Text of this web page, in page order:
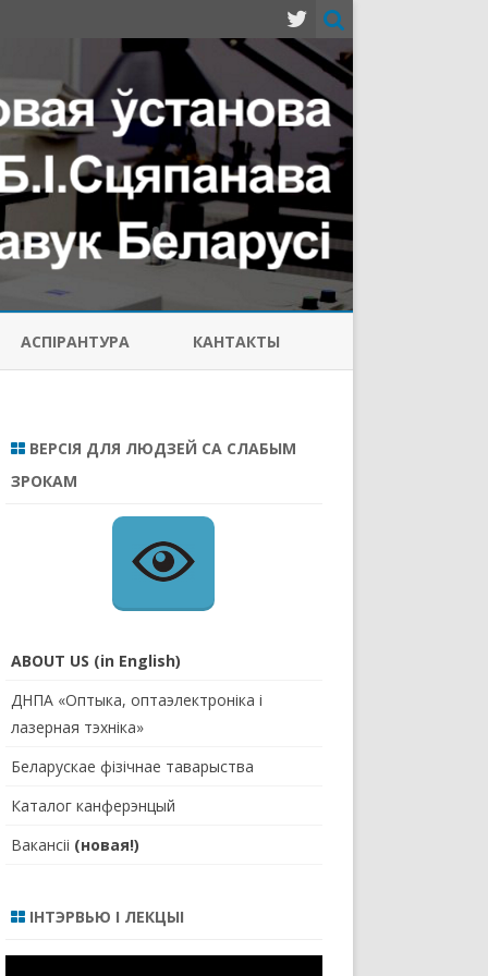
АСПIРАНТУРА КАНТАКТЫ
ВЕРСІЯ ДЛЯ ЛЮДЗЕЙ СА СЛАБЫМ
ЗРОКАМ
ABOUT US (in English)
ДНПА «Оптыка, оптаэлектроніка і
лазерная тэхніка»
Беларускае фізічнае таварыства
Каталог канферэнцый
Вакансіі (новая!)
ІНТЭРВЬЮ І ЛЕКЦЫІ